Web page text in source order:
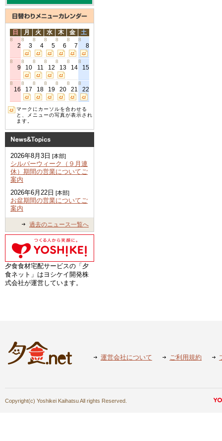
日 月 火 水 木 金 土
8
2
8
3
8
4
8
5
8
6
8
7
8
8
8
9
8
10
8
11
8
12
8
13
8
14
8
15
8
16
8
17
8
18
8
19
8
20
8
21
8
22
マークにカーソルを合わせる
と、メニューの写真が表示され
ます。
2026年8月3日 [本部]
シルバーウィーク（９月連
休）期間の営業についてご
案内
2026年6月22日 [本部]
お盆期間の営業についてご
案内
過去のニュース一覧へ
夕食食材宅配サービスの「夕
食ネット」はヨシケイ開発株
式会社が運営しています。
運営会社について ご利用規約
Copyright(c) Yoshikei Kaihatsu All rights Reserved.